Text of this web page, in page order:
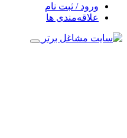
ورود / ثبت نام
علاقه‌مندی ها